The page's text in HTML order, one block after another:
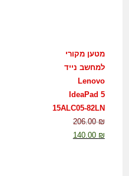
מטען מקורי
למחשב נייד
Lenovo
IdeaPad 5
15ALC05-82LN
206.00₪
140.00 ₪